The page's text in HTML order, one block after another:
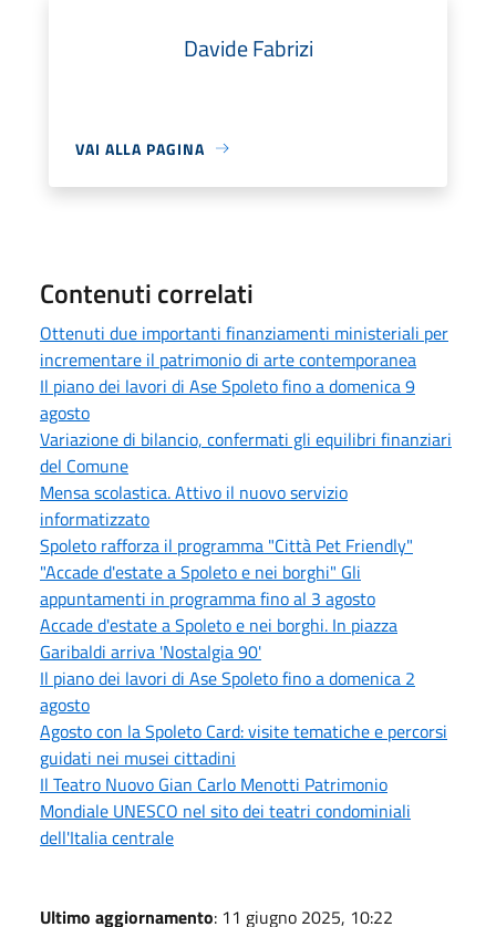
Davide Fabrizi
VAI ALLA PAGINA
Contenuti correlati
Ottenuti due importanti finanziamenti ministeriali per
incrementare il patrimonio di arte contemporanea
Il piano dei lavori di Ase Spoleto fino a domenica 9
agosto
Variazione di bilancio, confermati gli equilibri finanziari
del Comune
Mensa scolastica. Attivo il nuovo servizio
informatizzato
Spoleto rafforza il programma "Città Pet Friendly"
"Accade d'estate a Spoleto e nei borghi" Gli
appuntamenti in programma fino al 3 agosto
Accade d'estate a Spoleto e nei borghi. In piazza
Garibaldi arriva 'Nostalgia 90'
Il piano dei lavori di Ase Spoleto fino a domenica 2
agosto
Agosto con la Spoleto Card: visite tematiche e percorsi
guidati nei musei cittadini
Il Teatro Nuovo Gian Carlo Menotti Patrimonio
Mondiale UNESCO nel sito dei teatri condominiali
dell'Italia centrale
Ultimo aggiornamento: 11 giugno 2025, 10:22